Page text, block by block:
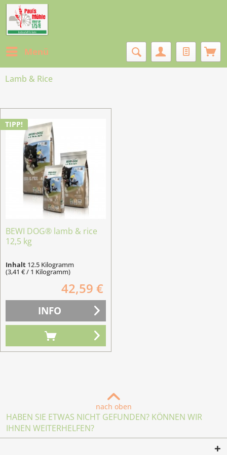
Menü
Lamb & Rice
TIPP!
BEWI DOG® lamb & rice
12,5 kg
Inhalt 12.5 Kilogramm
(3,41 € / 1 Kilogramm)
42,59 €
INFO
nach oben
HABEN SIE ETWAS NICHT GEFUNDEN? KÖNNEN WIR
IHNEN WEITERHELFEN?